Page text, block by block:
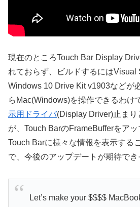
現在のところTouch Bar Display
れておらず、ビルドするにはVisual
Windows 10 Drive Kit v1903などが
らMac(Windows)を操作できるわけ
示用ドライバ(Display Driver)止ま
が、Touch BarのFrameBufferをア
Touch Barに様々な情報を表示する
で、今後のアップデートが期待でき
Let’s make your $$$$